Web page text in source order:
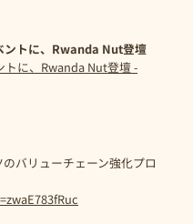
ントに、Rwanda Nut登壇
トに、Rwanda Nut登壇 -
バリューチェーン強化プロ